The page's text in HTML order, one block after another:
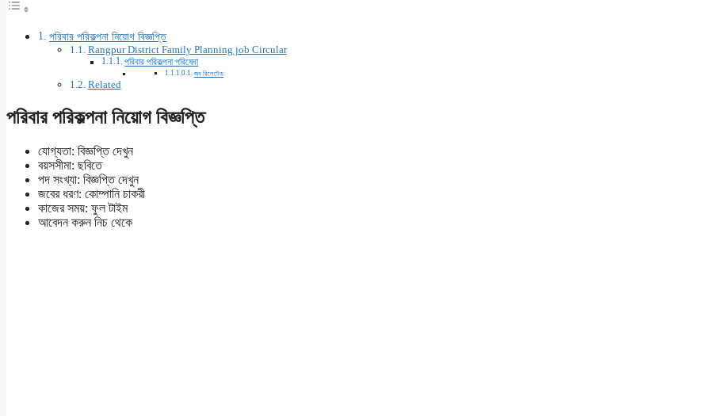
পরিবার পরিকল্পনা নিয়োগ বিজ্ঞপ্তি
Rangpur District Family Planning job Circular
পরিবার পরিকল্পনা পরিষেবা
জব রিলেটেড
Related
পরিবার পরিকল্পনা নিয়োগ বিজ্ঞপ্তি
যোগ্যতা: বিজ্ঞপ্তি দেখুন
বয়সসীমা: ছবিতে
পদ সংখ্যা: বিজ্ঞপ্তি দেখুন
জবের ধরণ: কোম্পানি চাকরী
কাজের সময়: ফুল টাইম
আবেদন করুন নিচ থেকে